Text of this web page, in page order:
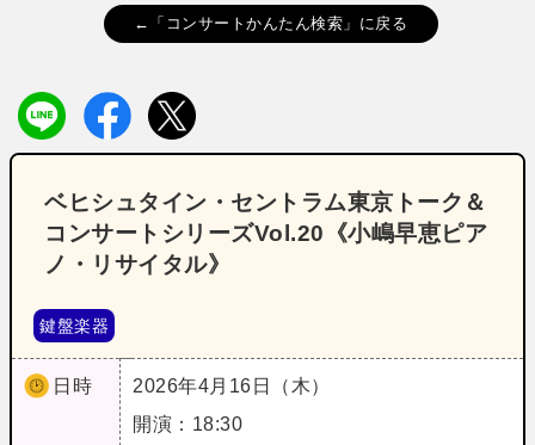
←「コンサートかんたん検索」に戻る
ベヒシュタイン・セントラム東京トーク＆
コンサートシリーズVol.20《小嶋早恵ピア
ノ・リサイタル》
鍵盤楽器
日時
2026年4月16日（木）
開演：18:30